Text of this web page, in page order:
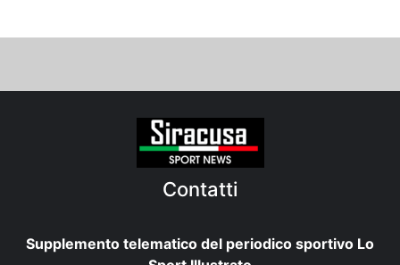
Contatti
Supplemento telematico del periodico sportivo Lo